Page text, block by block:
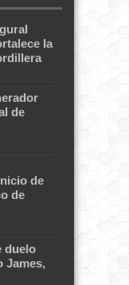
la
de
de
de
duelo
James,